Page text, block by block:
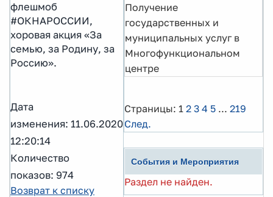
флешмоб
#ОКНАРОССИИ,
хоровая акция «За
семью, за Родину, за
Россию».
Дата
изменения: 11.06.2020
12:20:14
Количество
показов: 974
Возврат к списку
Получение
государственных и
муниципальных услуг в
Многофункциональном
центре
Страницы: 1 2 3 4 5 ... 219
След.
События и Мероприятия
Раздел не найден.